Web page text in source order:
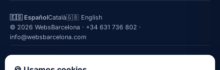
🇪🇸 EspañolCatalà🇬🇧 English
© 2026 WebsBarcelona · +34 631 736 802 ·
info@websbarcelona.com
★★★★★5,0 · 26 reseñas en GoogleLinkedInInstagram
Quién está detrás →